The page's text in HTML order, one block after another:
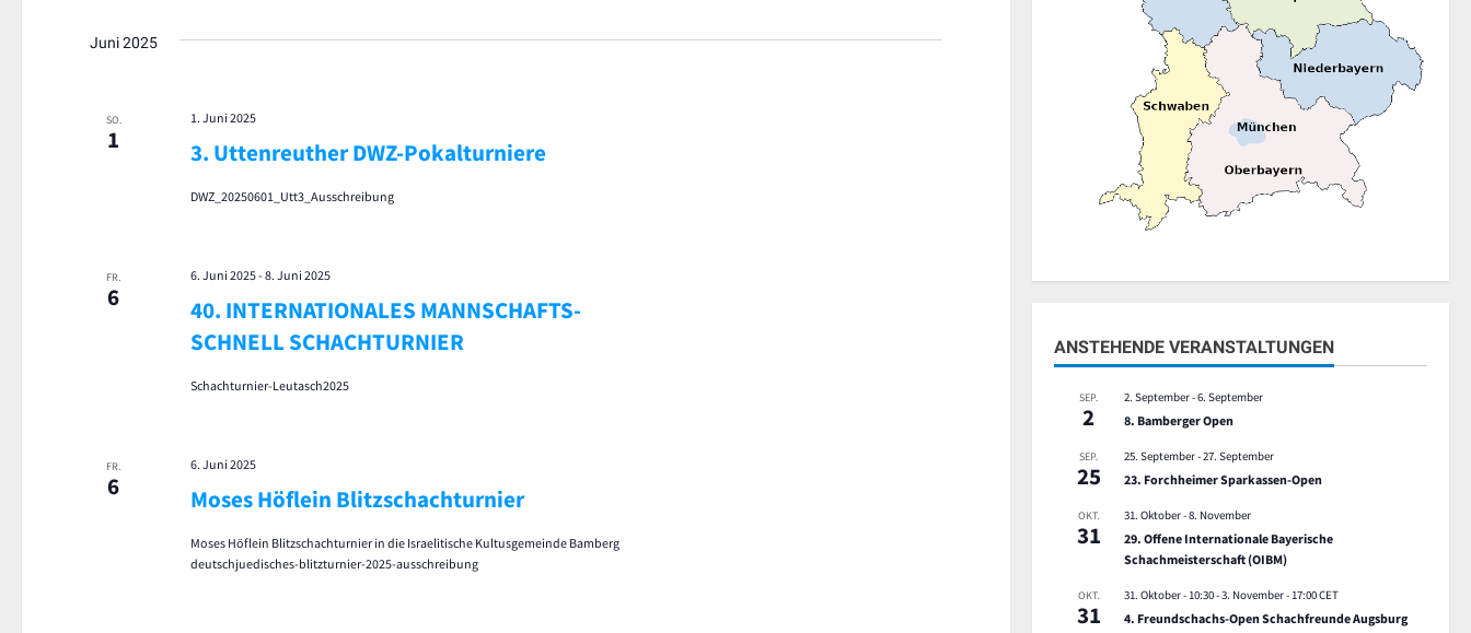
Juni 2025
SO.
1 3. Uttenreuther DWZ-Pokalturniere
1. Juni 2025
DWZ_20250601_Utt3_Ausschreibung
FR.
6
40. INTERNATIONALES MANNSCHAFTS-
SCHNELL SCHACHTURNIER
6. Juni 2025- 8. Juni 2025
Schachturnier-Leutasch2025
FR.
6 Moses Höflein Blitzschachturnier
6. Juni 2025
Moses Höflein Blitzschachturnier in die Israelitische Kultusgemeinde Bamberg
deutschjuedisches-blitzturnier-2025-ausschreibung
ANSTEHENDE VERANSTALTUNGEN
SEP.
2
2. September-6. September
8. Bamberger Open
SEP.
25
25. September-27. September
23. Forchheimer Sparkassen-Open
OKT.
31
31. Oktober-8. November
29. Offene Internationale Bayerische
Schachmeisterschaft (OIBM)
OKT.
31
31. Oktober - 10:30-3. November - 17:00CET
4. Freundschachs-Open Schachfreunde Augsburg